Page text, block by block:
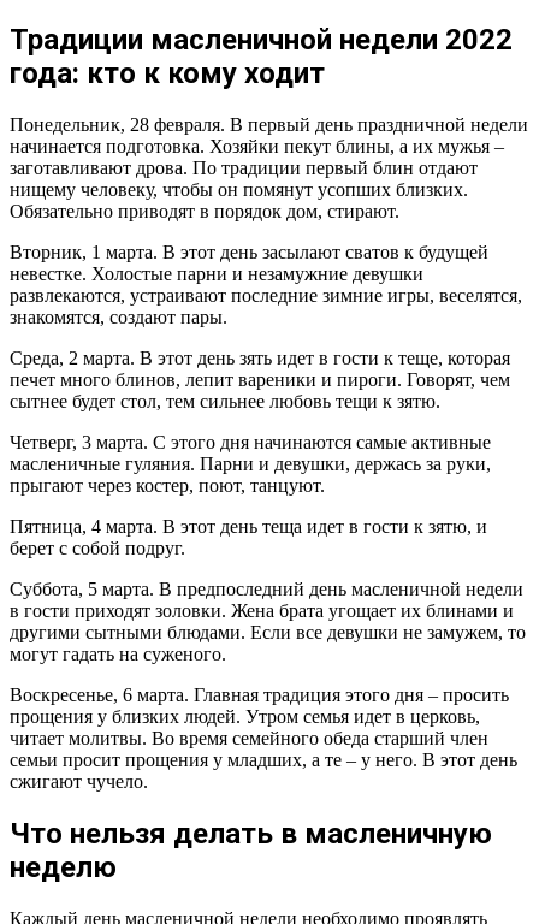
Традиции масленичной недели 2022
года: кто к кому ходит
Понедельник, 28 февраля. В первый день праздничной недели
начинается подготовка. Хозяйки пекут блины, а их мужья –
заготавливают дрова. По традиции первый блин отдают
нищему человеку, чтобы он помянут усопших близких.
Обязательно приводят в порядок дом, стирают.
Вторник, 1 марта. В этот день засылают сватов к будущей
невестке. Холостые парни и незамужние девушки
развлекаются, устраивают последние зимние игры, веселятся,
знакомятся, создают пары.
Среда, 2 марта. В этот день зять идет в гости к теще, которая
печет много блинов, лепит вареники и пироги. Говорят, чем
сытнее будет стол, тем сильнее любовь тещи к зятю.
Четверг, 3 марта. С этого дня начинаются самые активные
масленичные гуляния. Парни и девушки, держась за руки,
прыгают через костер, поют, танцуют.
Пятница, 4 марта. В этот день теща идет в гости к зятю, и
берет с собой подруг.
Суббота, 5 марта. В предпоследний день масленичной недели
в гости приходят золовки. Жена брата угощает их блинами и
другими сытными блюдами. Если все девушки не замужем, то
могут гадать на суженого.
Воскресенье, 6 марта. Главная традиция этого дня – просить
прощения у близких людей. Утром семья идет в церковь,
читает молитвы. Во время семейного обеда старший член
семьи просит прощения у младших, а те – у него. В этот день
сжигают чучело.
Что нельзя делать в масленичную
неделю
Каждый день масленичной недели необходимо проявлять